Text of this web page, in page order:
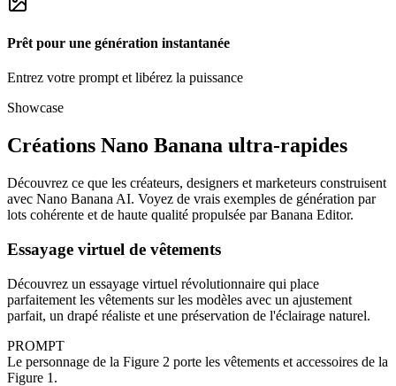
Prêt pour une génération instantanée
Entrez votre prompt et libérez la puissance
Showcase
Créations Nano Banana ultra‑rapides
Découvrez ce que les créateurs, designers et marketeurs construisent
avec Nano Banana AI. Voyez de vrais exemples de génération par
lots cohérente et de haute qualité propulsée par Banana Editor.
Essayage virtuel de vêtements
Découvrez un essayage virtuel révolutionnaire qui place
parfaitement les vêtements sur les modèles avec un ajustement
parfait, un drapé réaliste et une préservation de l'éclairage naturel.
PROMPT
Le personnage de la Figure 2 porte les vêtements et accessoires de la
Figure 1.